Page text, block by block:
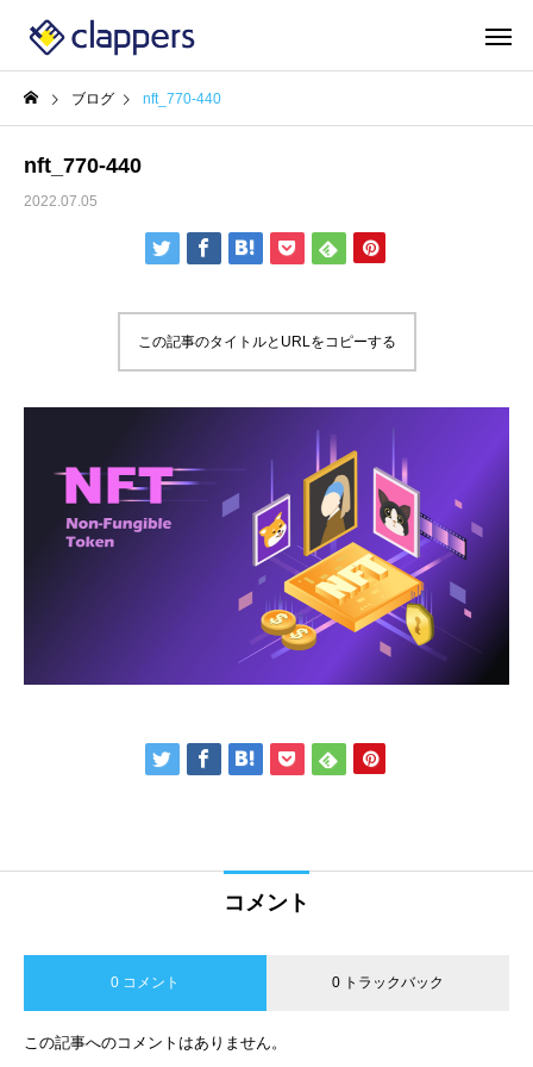
ブログ nft_770-440
nft_770-440
2022.07.05
この記事のタイトルとURLをコピーする
コメント
0 コメント 0 トラックバック
この記事へのコメントはありません。